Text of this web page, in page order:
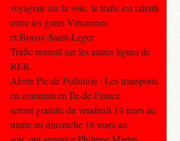
voyageur sur la voie, le trafic est ralenti
entre les gares Vincennes
et Boissy-Saint-Leger
Trafic normal sur les autres lignes de
RER.
Alerte Pic de Pollution : Les transports
en commun en Ile-de-France
seront gratuits du vendredi 14 mars au
matin au dimanche 16 mars au